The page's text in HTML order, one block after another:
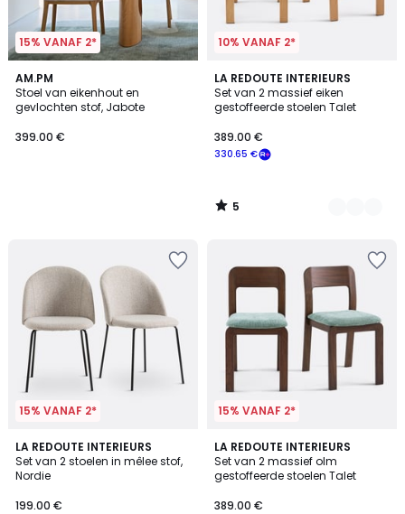
15% VANAF 2*
AM.PM
Stoel van eikenhout en
gevlochten stof, Jabote
399.00 €
10% VANAF 2*
LA REDOUTE INTERIEURS
Set van 2 massief eiken
gestoffeerde stoelen Talet
330.65 €
389.00 €
5
/
5
2
Kleuren
5
/
15% VANAF 2*
LA REDOUTE INTERIEURS
Set van 2 stoelen in mêlee stof,
Nordie
199.00 €
4.3
/ 5
3
Kleuren
15% VANAF 2*
LA REDOUTE INTERIEURS
Set van 2 massief olm
gestoffeerde stoelen Talet
389.00 €
5
/
5